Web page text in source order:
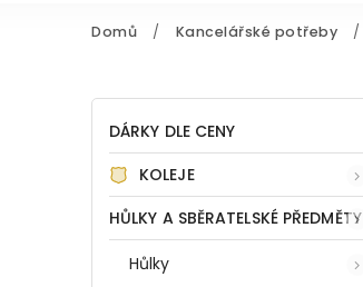
Domů / Kancelářské potřeby /
DÁRKY DLE CENY
KOLEJE
HŮLKY A SBĚRATELSKÉ PŘEDMĚTY
Hůlky